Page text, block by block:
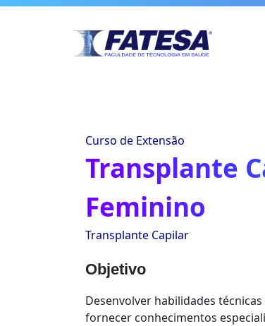
Curso de Extensão
Transplante
Feminino
Transplante Capilar
Objetivo
Desenvolver habilidades
fornecer conhecimentos